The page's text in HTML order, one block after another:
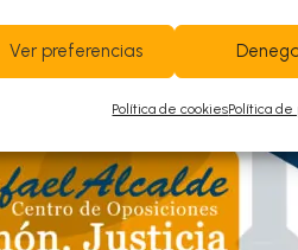
Ver preferencias
Política de cookiesPolítica de